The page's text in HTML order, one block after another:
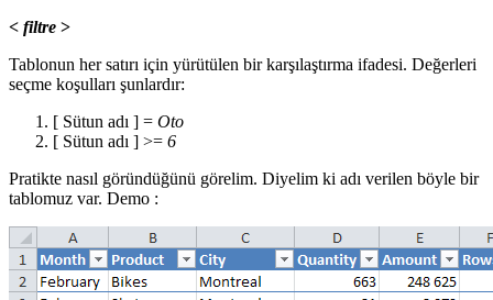
< filtre >
Tablonun her satırı için yürütülen bir karşılaştırma ifadesi. Değerleri
seçme koşulları şunlardır:
[ Sütun adı ] = Oto
[ Sütun adı ] >= 6
Pratikte nasıl göründüğünü görelim. Diyelim ki adı verilen böyle bir
tablomuz var. Demo :